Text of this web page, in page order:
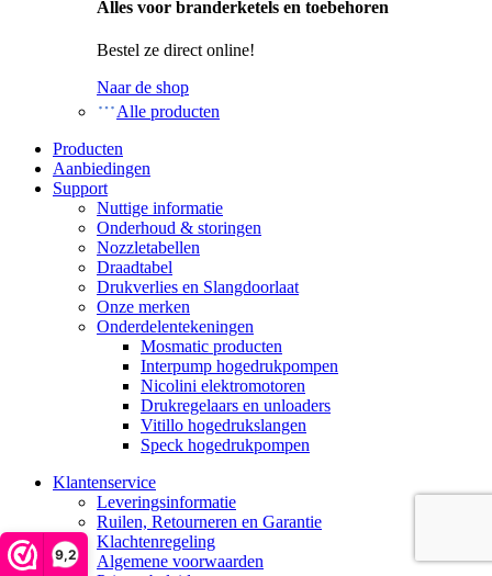
9,2
Alles voor branderketels en toebehoren
Bestel ze direct online!
Naar de shop
Alle producten
Producten
Aanbiedingen
Support
Nuttige informatie
Onderhoud & storingen
Nozzletabellen
Draadtabel
Drukverlies en Slangdoorlaat
Onze merken
Onderdelentekeningen
Mosmatic producten
Interpump hogedrukpompen
Nicolini elektromotoren
Drukregelaars en unloaders
Vitillo hogedrukslangen
Speck hogedrukpompen
Klantenservice
Leveringsinformatie
Ruilen, Retourneren en Garantie
Klachtenregeling
Algemene voorwaarden